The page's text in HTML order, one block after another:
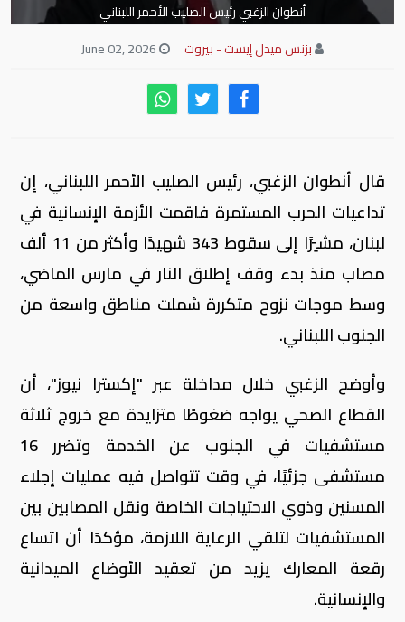
أنطوان الزغبي رئيس الصليب الأحمر اللبناني
بزنس ميدل إيست - بيروت
قال أنطوان الزغبي، رئيس الصليب الأحمر اللبناني، إن
تداعيات الحرب المستمرة فاقمت الأزمة الإنسانية في
لبنان، مشيرًا إلى سقوط 343 شهيدًا وأكثر من 11 ألف
مصاب منذ بدء وقف إطلاق النار في مارس الماضي،
وسط موجات نزوح متكررة شملت مناطق واسعة من
الجنوب اللبناني.
وأوضح الزغبي خلال مداخلة عبر "إكسترا نيوز"، أن
القطاع الصحي يواجه ضغوطًا متزايدة مع خروج ثلاثة
مستشفيات في الجنوب عن الخدمة وتضرر 16
مستشفى جزئيًا، في وقت تتواصل فيه عمليات إجلاء
المسنين وذوي الاحتياجات الخاصة ونقل المصابين بين
المستشفيات لتلقي الرعاية اللازمة، مؤكدًا أن اتساع
رقعة المعارك يزيد من تعقيد الأوضاع الميدانية
والإنسانية.